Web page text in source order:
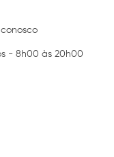
- 8h00 às 20h00